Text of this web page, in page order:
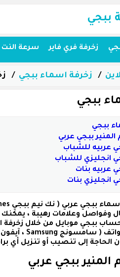
ببجي
زخرفة فري فاير سرعة النت
زخرفة اسماء ببجي
ببجي
ببجي
ببجي عربي
عربيه للشباب
انجليزي للشباب
عربيه بنات
انجليزي بنات
ببجي عربي
وفواصل وعلامات رهيبة ، يمكنك
ببجي موبايل من خلال زخرفة
المنير ببجي عربي